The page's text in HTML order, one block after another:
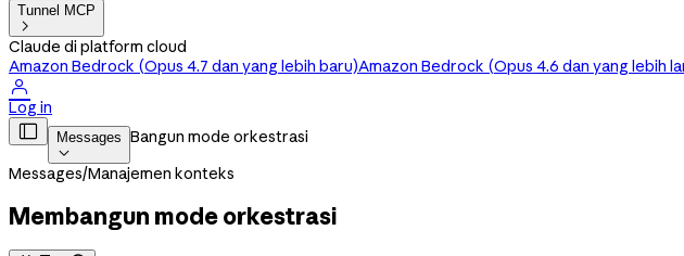
Tunnel MCP

Claude di platform cloud
Amazon Bedrock (Opus 4.7 dan yang lebih baru)Amazon Bedrock (Opus 4.6 dan yang lebih

Log in
 Messages

Bangun mode orkestrasi
Messages/Manajemen konteks
Membangun mode orkestrasi